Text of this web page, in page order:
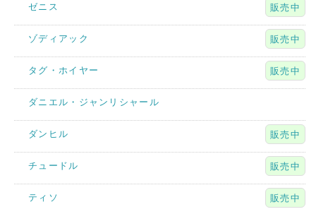
ゼニス 販売中
ゾディアック 販売中
タグ・ホイヤー 販売中
ダニエル・ジャンリシャール
ダンヒル 販売中
チュードル 販売中
ティソ 販売中